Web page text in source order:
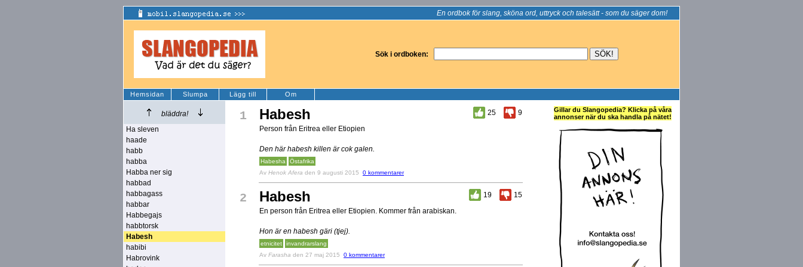
En ordbok för slang, sköna ord, uttryck och talesätt - som du säger dom!
Sök i ordboken:
Hemsidan Slumpa Lägg till Om
bläddra!
Ha sleven
haade
habb
habba
Habba ner sig
habbad
habbagass
habbar
Habbegajs
habbtorsk
Habesh
habibi
Habrovink
1 Habesh 25
9
Person från Eritrea eller Etiopien
Den här habesh killen är cok galen.
Habesha
Östafrika
Av Henok Afera den 9 augusti 2015 0 kommentarer
2 Habesh 19
15
En person från Eritrea eller Etiopien. Kommer från arabiskan.
Hon är en habesh gäri (tjej).
etnicitet
invandrarslang
Av Farasha den 27 maj 2015 0 kommentarer
Gillar du Slangopedia? Klicka på våra
annonser när du ska handla på nätet!